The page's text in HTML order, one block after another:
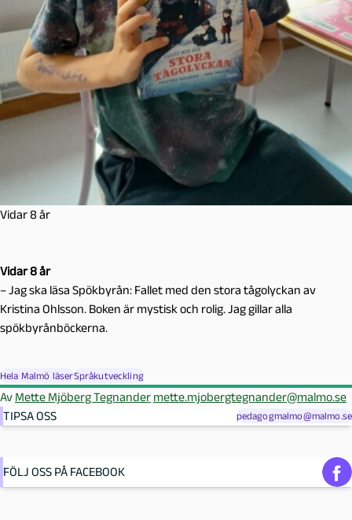
Vidar 8 år
– Jag ska läsa Spökbyrån: Fallet med den stora tågolyckan av
Kristina Ohlsson. Boken är mystisk och rolig. Jag gillar alla
spökbyrånböckerna.
Vidar 8 år
Hela Malmö läserSpråkutveckling
Av Mette Mjöberg Tegnander mette.mjobergtegnander@malmo.se
TIPSA OSS
pedagogmalmo@malmo.se
FÖLJ OSS PÅ FACEBOOK